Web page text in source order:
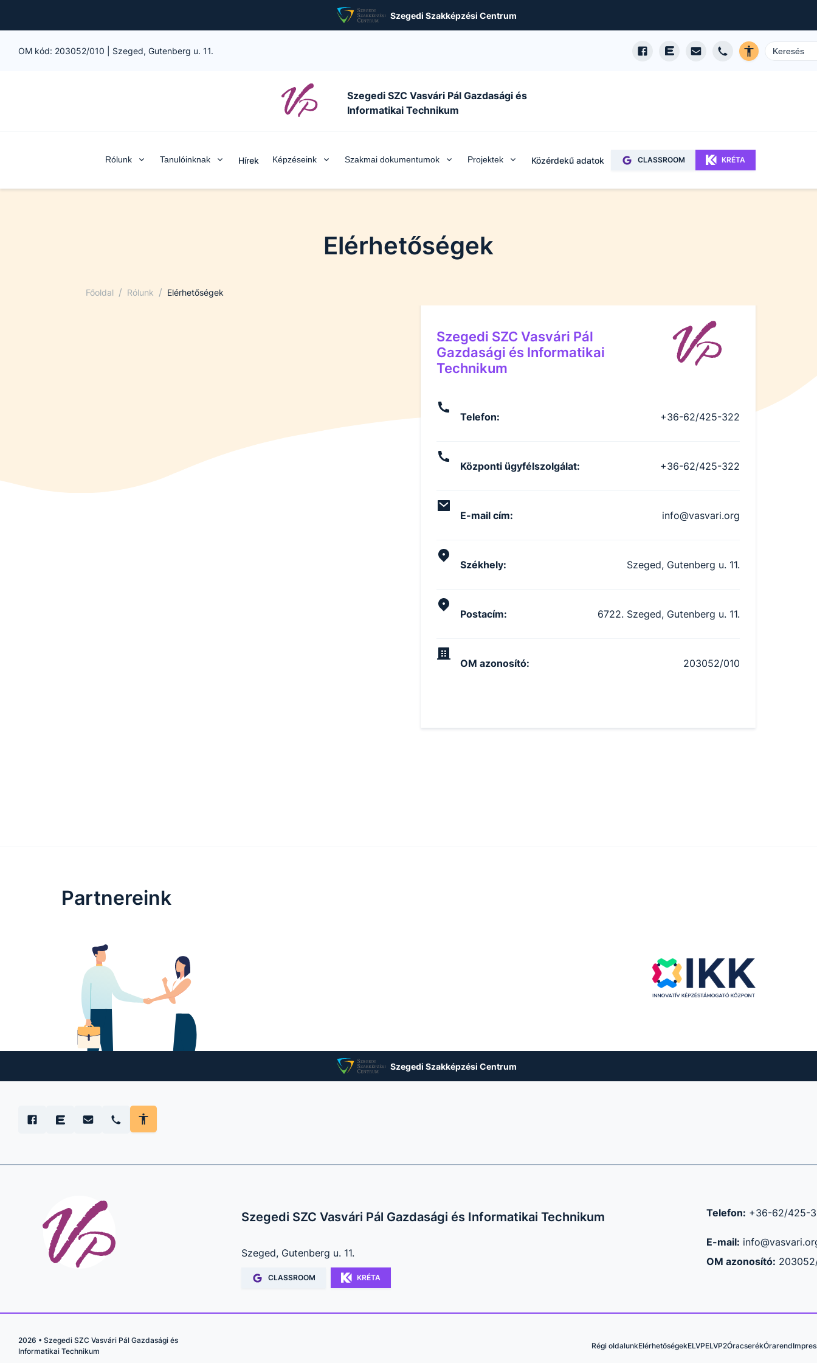
Szegedi Szakképzési Centrum
OM kód: 203052/010 Szeged, Gutenberg u. 11.
Szegedi SZC Vasvári Pál Gazdasági és
Informatikai Technikum
Rólunk Tanulóinknak Hírek Képzéseink Szakmai dokumentumok Projektek Közérdekű adatok CLASSROOM KRÉTA
Elérhetőségek
Főoldal / Rólunk / Elérhetőségek
Szegedi SZC Vasvári Pál
Gazdasági és Informatikai
Technikum
Telefon: +36-62/425-322
Központi ügyfélszolgálat: +36-62/425-322
E-mail cím: info@vasvari.org
Székhely: Szeged, Gutenberg u. 11.
Postacím: 6722. Szeged, Gutenberg u. 11.
OM azonosító: 203052/010
Partnereink
Szegedi Szakképzési Centrum
Szegedi SZC Vasvári Pál Gazdasági és Informatikai Technikum
Szeged, Gutenberg u. 11.
CLASSROOM KRÉTA
Telefon: +36-62/425-
E-mail:
OM azonosító:
2026 • Szegedi SZC Vasvári Pál Gazdasági és
Informatikai Technikum
Régi oldalunkElérhetőségekELVPELVP2ÓracserékÓrarend